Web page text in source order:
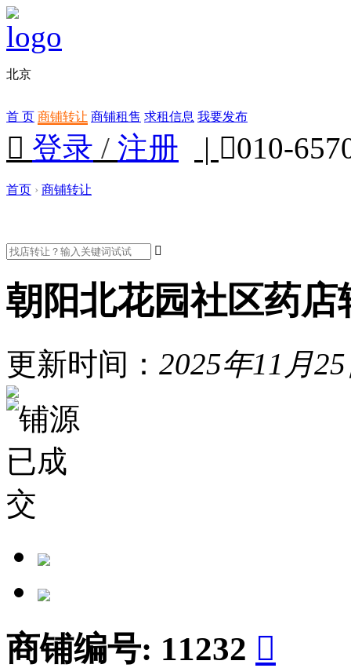
北京
首 页 商铺转让 商铺租售 求租信息 我要发布
 登录 / 注册 | 010-
首页 › 商铺转让

朝阳北花园社区药店
更新时间： 2025年11月
商铺编号: 11232 